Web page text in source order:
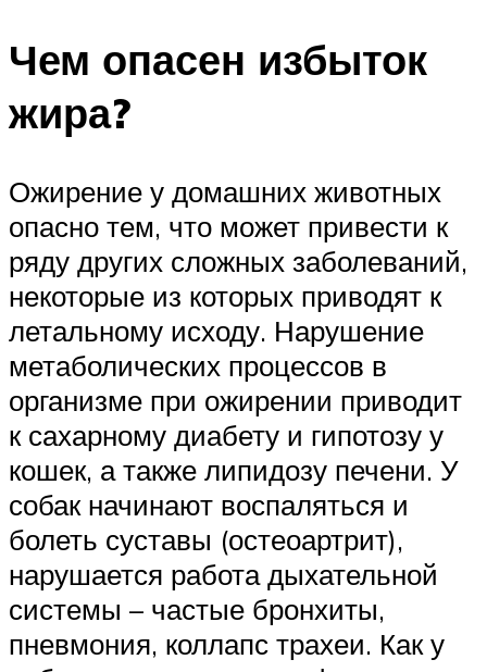
Чем опасен избыток
жира?
Ожирение у домашних животных
опасно тем, что может привести к
ряду других сложных заболеваний,
некоторые из которых приводят к
летальному исходу. Нарушение
метаболических процессов в
организме при ожирении приводит
к сахарному диабету и гипотозу у
кошек, а также липидозу печени. У
собак начинают воспаляться и
болеть суставы (остеоартрит),
нарушается работа дыхательной
системы – частые бронхиты,
пневмония, коллапс трахеи. Как у